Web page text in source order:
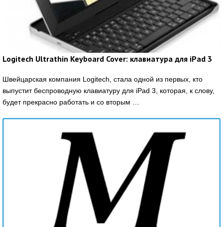
Logitech Ultrathin Keyboard Cover: клавиатура для iPad 3
Швейцарская компания Logitech, стала одной из первых, кто
выпустит беспроводную клавиатуру для iPad 3, которая, к слову,
будет прекрасно работать и со вторым …